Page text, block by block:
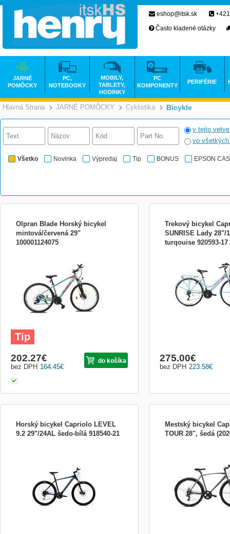
Hlavná Strana >
JARNÉ POMÔCKY >
Cyklistika >
Bicykle
v tejto vetve
vo
Všetko Novinka Výpredaj Tip BONUS EPSON
Olpran Blade Horský bicykel
mintová/červená 29"
100001124075
vidlice odpružená, počet rychlostí 18,
164.45€
bez DPH
202.27€ do košíka
Tip
Trekový bicykel
SUNRISE Lady 28"/
turqouise 920593-17
cyklistky všetkého
najmenej 150 cm.
po meste i do prírody,
hodí pre dopravu do
aj na krátke či dl...
223.58€
bez DPH
275.00€
Horský bicykel Capriolo LEVEL
9.2 29"/24AL šedo-bílá 918540-21
zadní přehazovačka Shimano Tourney
FD-TY700 a Shimano Acera RD-M360,
diskové brzdy Shimano BR-TX805F, pneu
Mitas Ocelot V85. Černo-modré.
Mestský bicykel
TOUR 28", šedá
cestný bicykel, obrie 28”
odporúčaná výška 183
nosnosť, prehadzovačky
Tourney FD-TY510 a
kotúčové brzdy, pneu
eshop@itsk.sk
Často kladené otázky
JARNÉ
POMÔCKY
PC,
NOTEBOOKY
MOBILY,
TABLETY,
HODINKY
PC
KOMPONENTY
PERIFÉRIE